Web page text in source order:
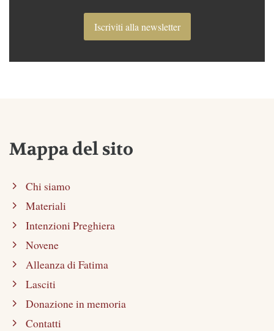
Iscriviti alla newsletter
Mappa del sito
Chi siamo
Materiali
Intenzioni Preghiera
Novene
Alleanza di Fatima
Lasciti
Donazione in memoria
Contatti